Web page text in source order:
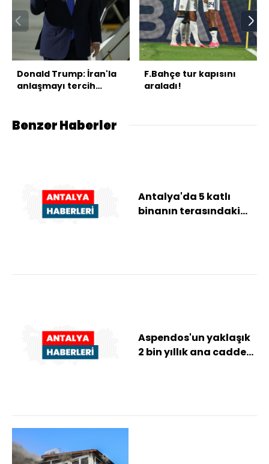
Donald Trump: İran'la
anlaşmayı tercih
F.Bahçe tur kapısını
araladı!
Benzer Haberler
Antalya'da 5 katlı
binanın terasındaki
Aspendos'un yaklaşık
2 bin yıllık ana caddesi